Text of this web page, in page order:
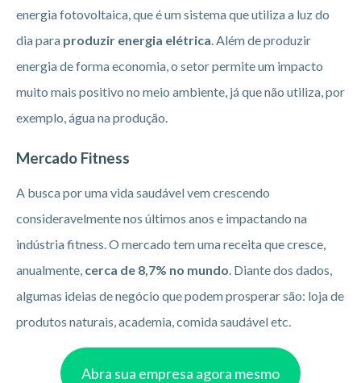
energia fotovoltaica, que é um sistema que utiliza a luz do
dia para produzir energia elétrica . Além de produzir
energia de forma economia, o setor permite um impacto
muito mais positivo no meio ambiente, já que não utiliza, por
exemplo, água na produção.
Mercado Fitness
A busca por uma vida saudável vem crescendo
consideravelmente nos últimos anos e impactando na
indústria fitness. O mercado tem uma receita que cresce,
anualmente, cerca de 8,7% no mundo . Diante dos dados,
algumas ideias de negócio que podem prosperar são: loja de
produtos naturais, academia, comida saudável etc.
Abra sua empresa agora mesmo